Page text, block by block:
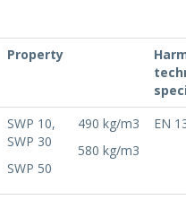
Property
SWP 10,
SWP 30
SWP 50
490 kg/m3
580 kg/m3
EN